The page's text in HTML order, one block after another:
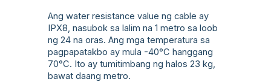
Ang water resistance value ng cable ay
IPX8, nasubok sa lalim na 1 metro sa loob
ng 24 na oras. Ang mga temperatura sa
pagpapatakbo ay mula -40°C hanggang
70°C. Ito ay tumitimbang ng halos 23 kg,
bawat daang metro.